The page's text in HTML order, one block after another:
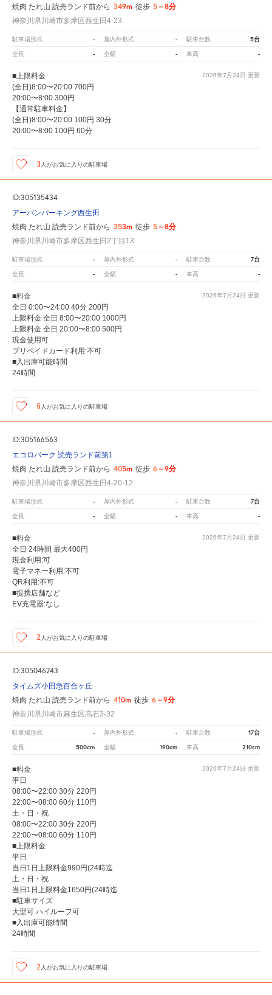
焼肉 たれ山 読売ランド前から 349m 徒歩 5～8分
神奈川県川崎市多摩区西生田4-23
駐車場形式 - 屋内外形式 - 駐車台数 5台
全長 - 全幅 - 車高 -
2026年7月24日 更新
■上限料金
(全日)8:00〜20:00 700円
20:00〜8:00 300円
【通常駐車料金】
(全日)8:00〜20:00 100円 30分
20:00〜8:00 100円 60分
3 人がお気に入りの駐車場
ID:305135434
アーバンパーキング西生田
焼肉 たれ山 読売ランド前から 353m 徒歩 5～8分
神奈川県川崎市多摩区西生田2丁目13
駐車場形式 - 屋内外形式 - 駐車台数 7台
全長 - 全幅 - 車高 -
2026年7月24日 更新
■料金
全日 0:00〜24:00 40分 200円
上限料金 全日 8:00〜20:00 1000円
上限料金 全日 20:00〜8:00 500円
現金使用可
プリペイドカード利用:不可
■入出庫可能時間
24時間
6 人がお気に入りの駐車場
ID:305166563
エコロパーク 読売ランド前第1
焼肉 たれ山 読売ランド前から 405m 徒歩 6～9分
神奈川県川崎市多摩区西生田4-20-12
駐車場形式 - 屋内外形式 - 駐車台数 7台
全長 - 全幅 - 車高 -
2026年7月24日 更新
■料金
全日 24時間 最大400円
現金利用:可
電子マネー利用:不可
QR利用:不可
■提携店舗など
EV充電器:なし
2 人がお気に入りの駐車場
ID:305046243
タイムズ小田急百合ヶ丘
焼肉 たれ山 読売ランド前から 410m 徒歩 6～9分
神奈川県川崎市麻生区高石3-32
駐車場形式 - 屋内外形式 - 駐車台数 17台
全長 500cm 全幅 190cm 車高 210cm
2026年7月24日 更新
■料金
平日
08:00〜22:00 30分 220円
22:00〜08:00 60分 110円
土・日・祝
08:00〜22:00 30分 220円
22:00〜08:00 60分 110円
■上限料金
平日
当日1日上限料金990円(24時迄
土・日・祝
当日1日上限料金1650円(24時迄
■駐車サイズ
大型可 ハイルーフ可
■入出庫可能時間
24時間
2 人がお気に入りの駐車場